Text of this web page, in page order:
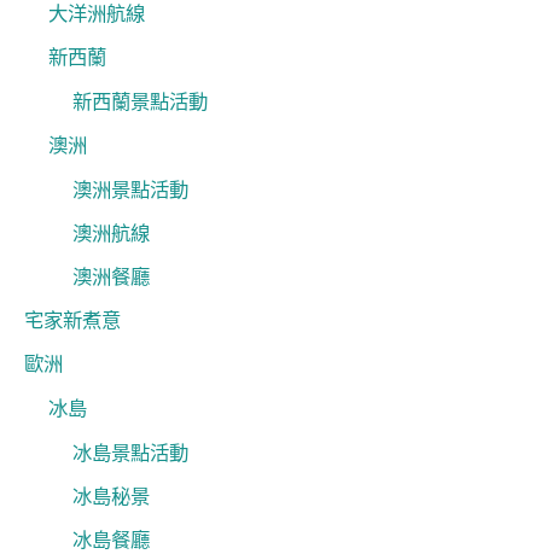
大洋洲航線
新西蘭
新西蘭景點活動
澳洲
澳洲景點活動
澳洲航線
澳洲餐廳
宅家新煮意
歐洲
冰島
冰島景點活動
冰島秘景
冰島餐廳